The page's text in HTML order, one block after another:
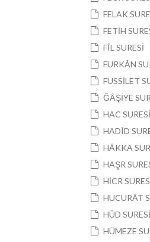
FELAK
FETİH
FÎL SURESİ
FURKÂN
FUSSİLET
ĞÂŞİYE
HAC SURESİ
HADÎD
HÂKKA
HAŞR
HİCR
HUCURÂT
HÛD SURESİ
HÜMEZE